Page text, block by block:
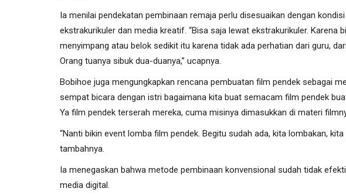
Ia menilai pendekatan pembinaan remaja perlu disesuaikan dengan
ekstrakurikuler dan media kreatif. “Bisa saja lewat ekstrakurikuler. Karena
menyimpang atau belok sedikit itu karena tidak ada perhatian dari guru,
Orang tuanya sibuk dua-duanya,” ucapnya.
Bobihoe juga mengungkapkan rencana pembuatan film pendek sebagai
sempat bicara dengan istri bagaimana kita buat semacam film pendek
Ya film pendek terserah mereka, cuma misinya dimasukkan di materi
“Nanti bikin event lomba film pendek. Begitu sudah ada, kita lombakan,
tambahnya.
Ia menegaskan bahwa metode pembinaan konvensional sudah tidak
media digital.
Pemkab Takalar Susun Agenda Safari
Ramadan 1447 H/2026...
Burhanuddin Marbas Februari 19, 2026